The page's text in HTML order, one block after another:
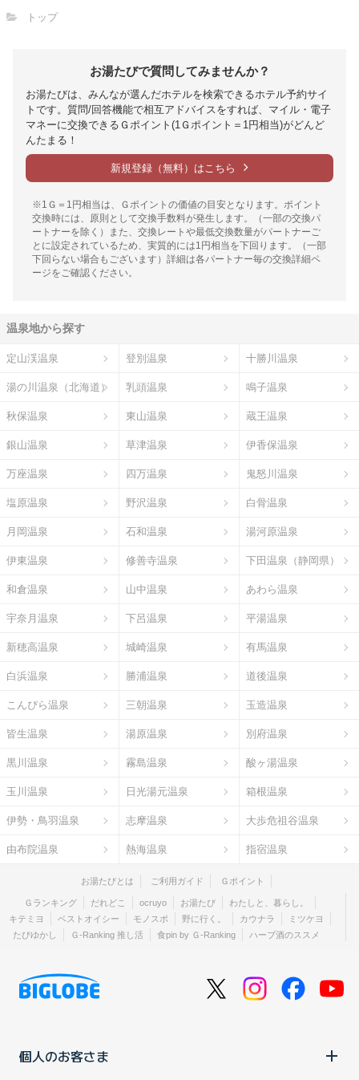
トップ
お湯たびで質問してみませんか？
お湯たびは、みんなが選んだホテルを検索できるホテル予約サイ
トです。質問/回答機能で相互アドバイスをすれば、マイル・電子
マネーに交換できるＧポイント(1Ｇポイント＝1円相当)がどんど
んたまる！
新規登録（無料）はこちら
※1Ｇ＝1円相当は、Ｇポイントの価値の目安となります。ポイント
交換時には、原則として交換手数料が発生します。（一部の交換パ
ートナーを除く）また、交換レートや最低交換数量がパートナーご
とに設定されているため、実質的には1円相当を下回ります。（一部
下回らない場合もございます）詳細は各パートナー毎の交換詳細ペ
ージをご確認ください。
温泉地から探す
定山渓温泉 登別温泉 十勝川温泉
湯の川温泉（北海道） 乳頭温泉 鳴子温泉
秋保温泉 東山温泉 蔵王温泉
銀山温泉 草津温泉 伊香保温泉
万座温泉 四万温泉 鬼怒川温泉
塩原温泉 野沢温泉 白骨温泉
月岡温泉 石和温泉 湯河原温泉
伊東温泉 修善寺温泉 下田温泉（静岡県）
和倉温泉 山中温泉 あわら温泉
宇奈月温泉 下呂温泉 平湯温泉
新穂高温泉 城崎温泉 有馬温泉
白浜温泉 勝浦温泉 道後温泉
こんぴら温泉 三朝温泉 玉造温泉
皆生温泉 湯原温泉 別府温泉
黒川温泉 霧島温泉 酸ヶ湯温泉
玉川温泉 日光湯元温泉 箱根温泉
伊勢・鳥羽温泉 志摩温泉 大歩危祖谷温泉
由布院温泉 熱海温泉 指宿温泉
お湯たびとは ご利用ガイド Ｇポイント
Ｇランキング だれどこ ocruyo お湯たび
わたしと、暮らし。
キテミヨ
ベストオイシー モノスポ 野に行く。 カウナラ
ミツケヨ
たびゆかし
Ｇ-Ranking 推し活 食pin by Ｇ-Ranking ハーブ酒のススメ
個人のお客さま